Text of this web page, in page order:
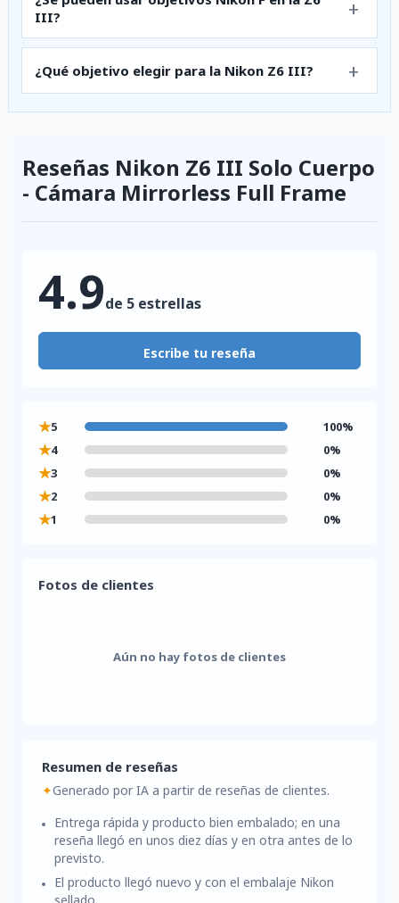
III?
¿Qué objetivo elegir para la Nikon Z6 III?
Reseñas Nikon Z6 III Solo Cuerpo
- Cámara Mirrorless Full Frame
4.9de 5 estrellas
Escribe tu reseña
★5 100%
★4 0%
★3 0%
★2 0%
★1 0%
Fotos de clientes
Aún no hay fotos de clientes
Resumen de reseñas
✦Generado por IA a partir de reseñas de clientes.
Entrega rápida y producto bien embalado; en una
reseña llegó en unos diez días y en otra antes de lo
previsto.
El producto llegó nuevo y con el embalaje Nikon